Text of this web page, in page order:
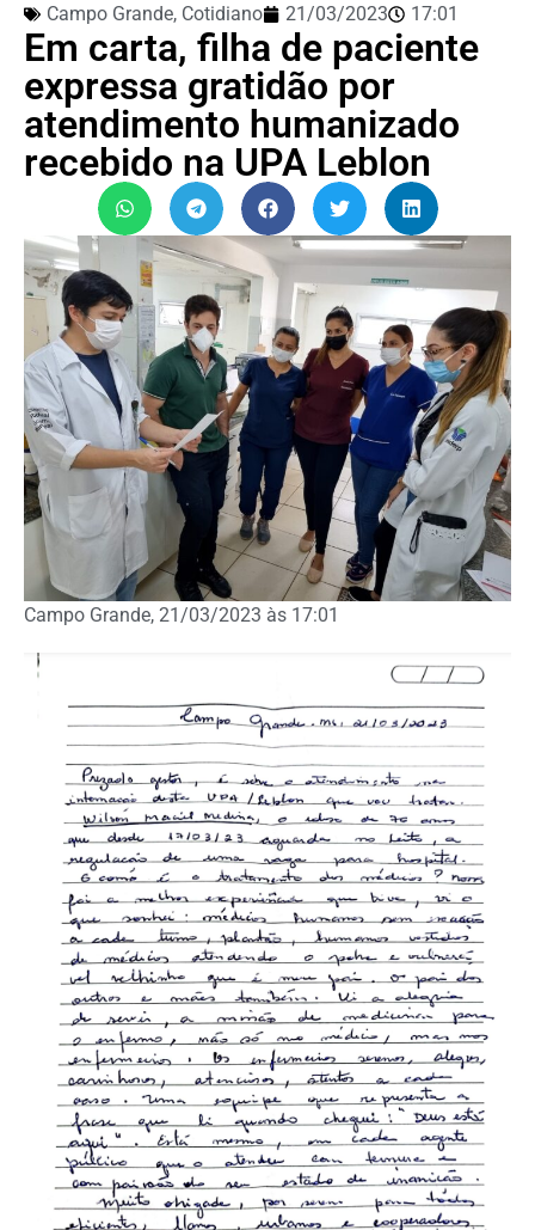
Campo Grande, Cotidiano 21/03/2023 17:01
Em carta, filha de paciente
expressa gratidão por
atendimento humanizado
recebido na UPA Leblon
Campo Grande, 21/03/2023 às 17:01